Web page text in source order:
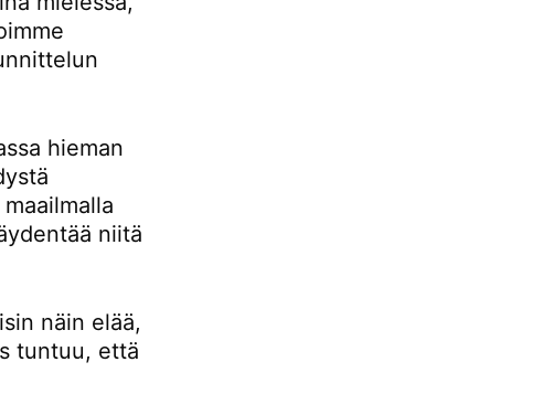
hieman
niitä
näin elää,
tuntuu, että